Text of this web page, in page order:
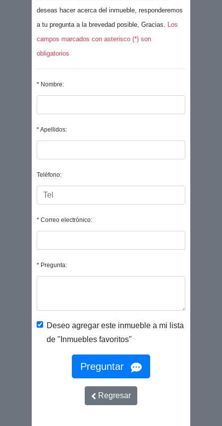
deseas hacer acerca del inmueble, responderemos
a tu pregunta a la brevedad posible, Gracias. Los
campos marcados con asterisco (*) son
obligatorios
* Nombre:
* Apellidos:
Teléfono:
* Correo electrónico:
* Pregunta:
Deseo agregar este inmueble a mi lista
de "Inmuebles favoritos"
Preguntar
Regresar